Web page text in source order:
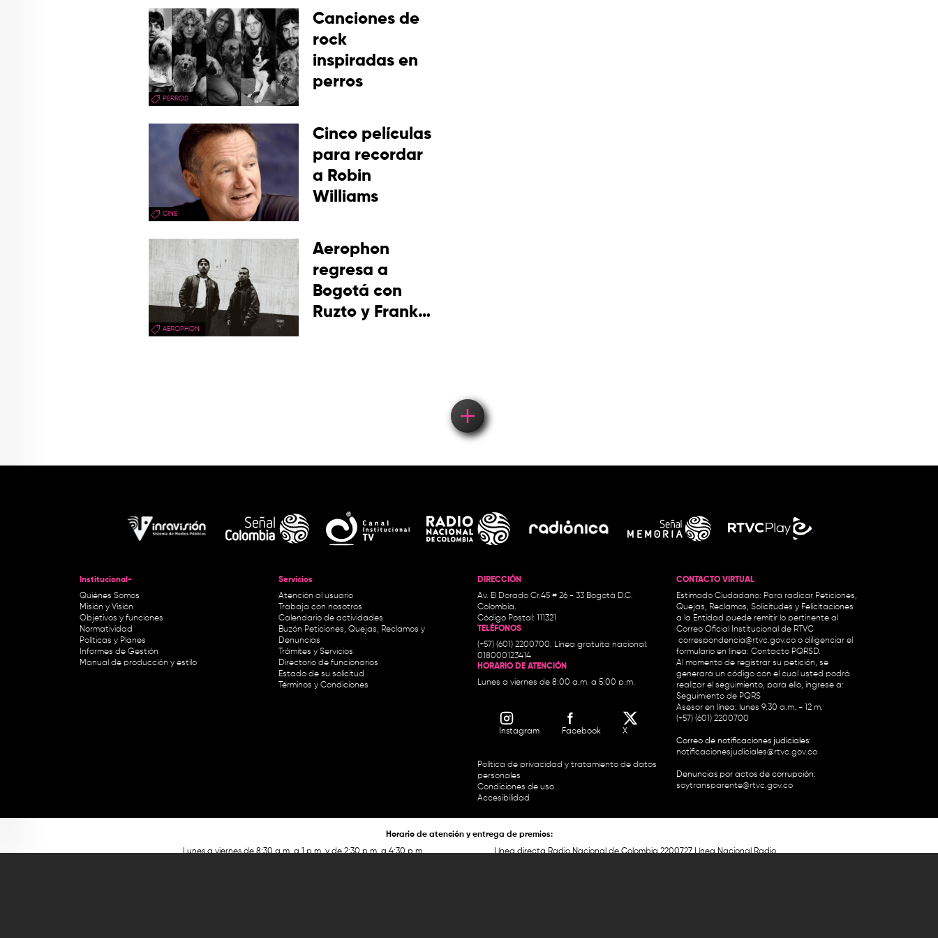
PERROS
Canciones de
rock
inspiradas en
perros
CINE
Cinco películas
para recordar
a Robin
Williams
AEROPHON
Aerophon
regresa a
Bogotá con
Ruzto y Frank
Institucional-
Quiénes Somos
Misión y Visión
Objetivos y funciones
Normatividad
Políticas y Planes
Informes de Gestión
Manual de producción y estilo
Servicios
Atención al usuario
Trabaja con nosotros
Calendario de actividades
Buzón Peticiones, Quejas, Reclamos y
Denuncias
Trámites y Servicios
Directorio de funcionarios
Estado de su solicitud
Términos y Condiciones
DIRECCIÓN
Av. El Dorado Cr.45 # 26 - 33 Bogotá D.C.
Colombia.
Código Postal: 111321
TELÉFONOS
(+57) (601) 2200700. Línea gratuita nacional:
018000123414
HORARIO DE ATENCIÓN
Lunes a viernes de 8:00 a.m. a 5:00 p.m.
Instagram Facebook X
Política de privacidad y tratamiento de datos
personales
Condiciones de uso
Accesibilidad
CONTACTO VIRTUAL
Estimado Ciudadano: Para radicar Peticiones,
Quejas, Reclamos, Solicitudes y Felicitaciones
a la Entidad puede remitir lo pertinente al
Correo Oficial Institucional de RTVC
correspondencia@rtvc.gov.co o diligenciar el
formulario en línea: Contacto PQRSD.
Al momento de registrar su petición, se
generará un código con el cual usted podrá
realizar el seguimiento, para ello, ingrese a:
Seguimiento de PQRS
Asesor en línea: lunes 9:30 a.m. - 12 m.
(+57) (601) 2200700
Correo de notificaciones judiciales:
notificacionesjudiciales@rtvc.gov.co
Denuncias por actos de corrupción:
soytransparente@rtvc.gov.co
Horario de atención y entrega de premios:
Lunes a viernes de 8:30 a.m. a 1 p.m. y de 2:30 p.m. a 4:30 p.m.
Línea directa Radio Nacional de Colombia 2200727 Línea Nacional Radio